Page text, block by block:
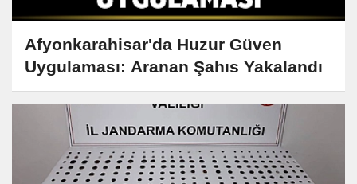
Afyonkarahisar'da Huzur Güven
Uygulaması: Aranan Şahıs Yakalandı